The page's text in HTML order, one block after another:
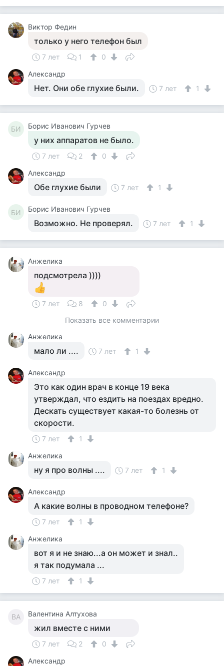
Виктор Федин
только у него телефон был
7 лет 1
0
Александр
Нет. Они обе глухие были. 7 лет 1
БИ Борис Иванович Гурчев
у них аппаратов не было.
7 лет 2
0
Александр
Обе глухие были 7 лет 1
БИ Борис Иванович Гурчев
Возможно. Не проверял. 7 лет 1
Анжелика
подсмотрела ))))
7 лет 8
0
Показать все комментарии
Анжелика
мало ли .... 7 лет 1
Александр
Это как один врач в конце 19 века
утверждал, что ездить на поездах вредно.
Дескать существует какая-то болезнь от
скорости.
7 лет
1
Анжелика
ну я про волны .... 7 лет 1
Александр
А какие волны в проводном телефоне?
7 лет
1
Анжелика
вот я и не знаю...а он может и знал..
я так подумала ...
7 лет 1
ВА Валентина Алтухова
жил вместе с ними
7 лет 2
0
Александр